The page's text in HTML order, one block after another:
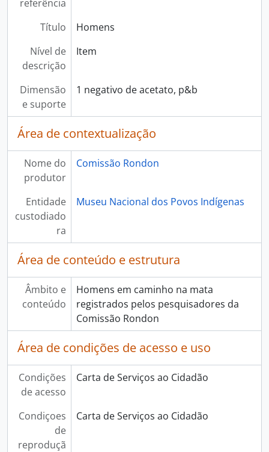
referência
Título
Homens
Nível de
descrição
Item
Dimensão
e suporte
1 negativo de acetato, p&b
Área de contextualização
Nome do
produtor
Comissão Rondon
Entidade
custodiado
ra
Museu Nacional dos Povos Indígenas
Área de conteúdo e estrutura
Âmbito e
conteúdo
Homens em caminho na mata
registrados pelos pesquisadores da
Comissão Rondon
Área de condições de acesso e uso
Condições
de acesso
Carta de Serviços ao Cidadão
Condiçoes
de
reproduçã
Carta de Serviços ao Cidadão